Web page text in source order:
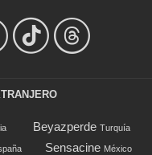
Beyazperde Turquía
Sensacine México